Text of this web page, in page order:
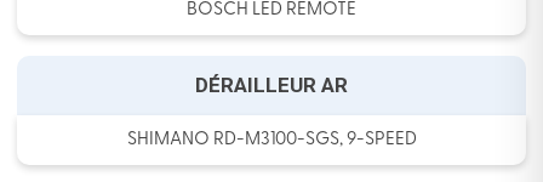
BOSCH LED REMOTE
DÉRAILLEUR AR
SHIMANO RD-M3100-SGS, 9-SPEED